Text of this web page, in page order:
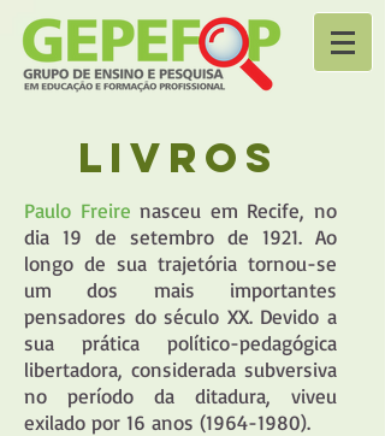
LIVROS
Paulo Freire nasceu em Recife, no
dia 19 de setembro de 1921. Ao
longo de sua trajetória tornou-se
um dos mais importantes
pensadores do século XX. Devido a
sua prática político-pedagógica
libertadora, considerada subversiva
no período da ditadura, viveu
exilado por 16 anos (1964-1980).